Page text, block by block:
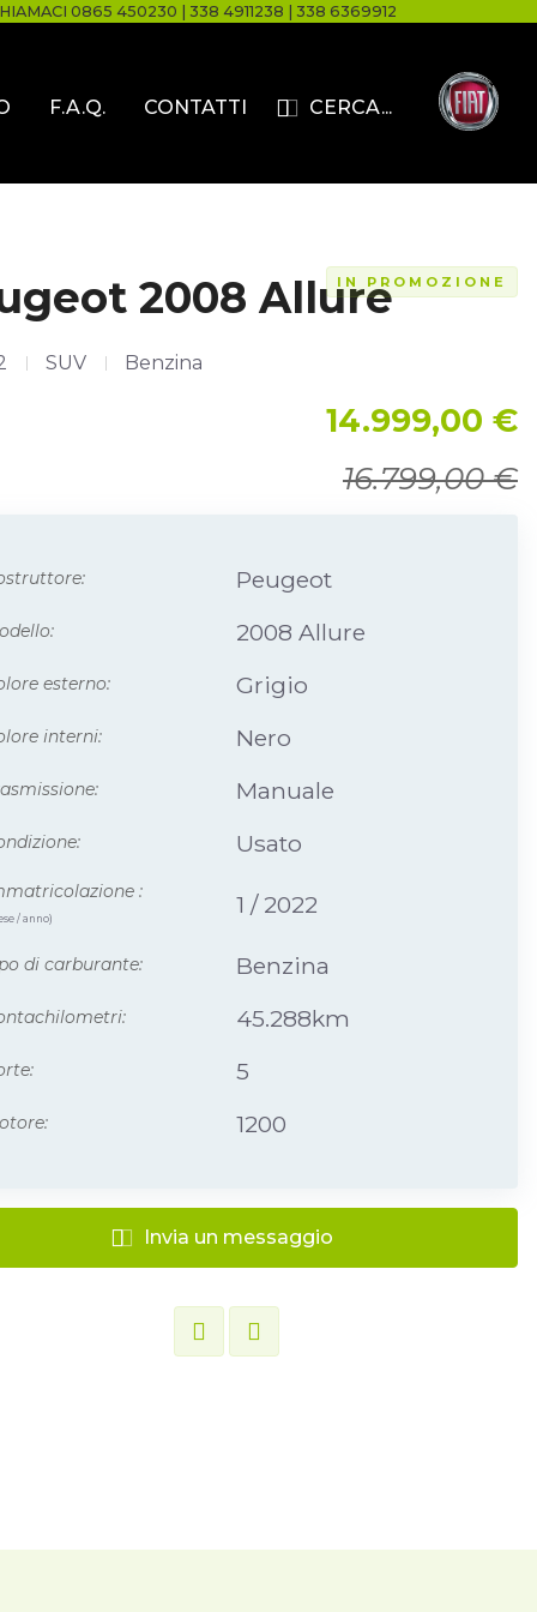
0865 450230 |338 4911238 |338 6369912
F.A.Q. CONTATTI CERCA...
2008 Allure
SUV Benzina
14.999,00 €
IN PROMOZIONE
16.799,00 €
Peugeot
2008 Allure
esterno: Grigio
interni: Nero
Manuale
Usato
:
/ anno) 1 / 2022
di carburante: Benzina
45.288km
5
1200
Invia un messaggio